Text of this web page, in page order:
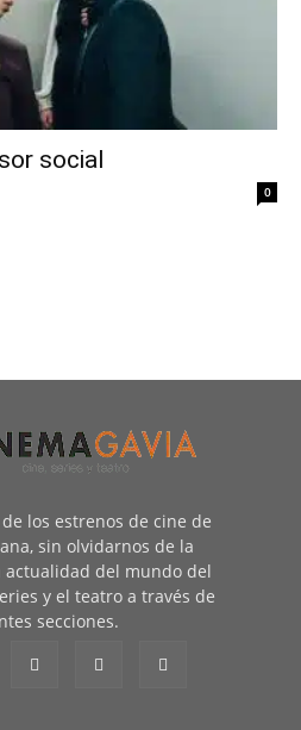
social
0
los estrenos de cine de
sin olvidarnos de la
actualidad del mundo del
y el teatro a través de
secciones.